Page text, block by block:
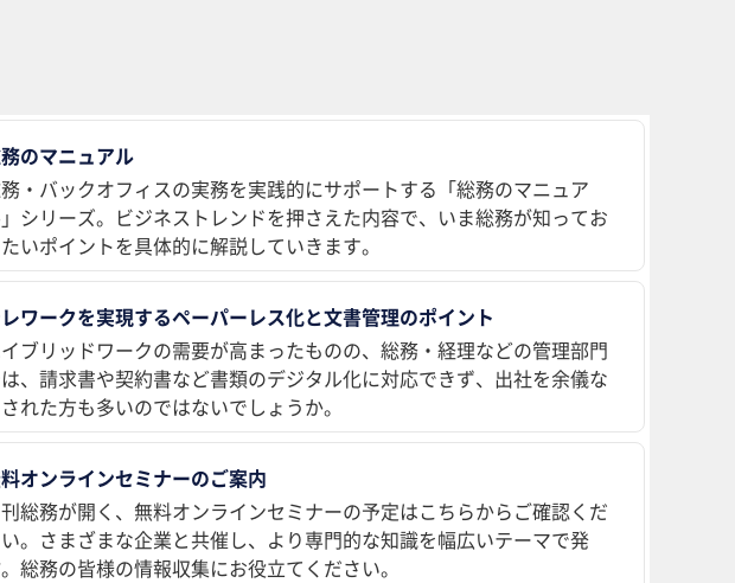
のマニュアル
・バックオフィスの実務を実践的にサポートする「総務のマニュア
シリーズ。ビジネストレンドを押さえた内容で、いま総務が知ってお
いポイントを具体的に解説していきます。
ワークを実現するペーパーレス化と文書管理のポイント
ブリッドワークの需要が高まったものの、総務・経理などの管理部門
、請求書や契約書など書類のデジタル化に対応できず、出社を余儀な
れた方も多いのではないでしょうか。
オンラインセミナーのご案内
総務が開く、無料オンラインセミナーの予定はこちらからご確認くだ
。さまざまな企業と共催し、より専門的な知識を幅広いテーマで発
総務の皆様の情報収集にお役立てください。